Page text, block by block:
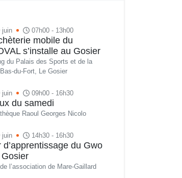
juin 07h00 - 13h00
mobile du
s’installe au Gosier
du Palais des Sports et de la
du-Fort, Le Gosier
juin 09h00 - 16h30
du samedi
Raoul Georges Nicolo
juin 14h30 - 16h30
d’apprentissage du Gwo
l’association de Mare-Gaillard